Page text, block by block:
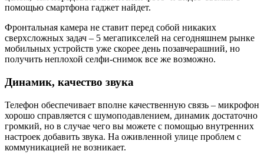
помощью смартфона гаджет найдет.
Фронтальная камера не ставит перед собой никаких
сверхсложных задач – 5 мегапикселей на сегодняшнем рынке
мобильных устройств уже скорее день позавчерашний, но
получить неплохой селфи-снимок все же возможно.
Динамик, качество звука
Телефон обеспечивает вполне качественную связь – микрофон
хорошо справляется с шумоподавлением, динамик достаточно
громкий, но в случае чего вы можете с помощью внутренних
настроек добавить звука. На оживленной улице проблем с
коммуникацией не возникает.